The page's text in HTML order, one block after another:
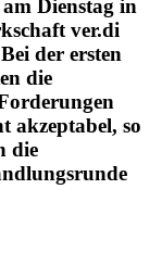
Dienstag in
ver.di
der ersten
die
akzeptabel, so
die